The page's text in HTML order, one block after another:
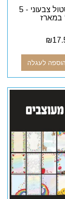
גליון בריסטול צבעוני - 5
במארז
₪
הוספה לעגלה